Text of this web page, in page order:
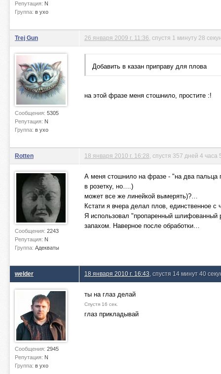
Репутация: N
Группа: в ухо
Trej Gun
Сообщения: 5305
Репутация: N
Группа: в ухо
26 января 2009 г. 11:36 , спустя 1 минуту 28
Добавить в казан приправу для плова
на этой фразе меня стошнило, простите :!
Rotten
Сообщения: 2243
Репутация: N
Группа: Адекваты
18 января 2010 г. 16:28 , спустя 357 дней 4 часа
А меня стошнило на фразе - "на два пальца
в розетку, но….)
может все же линейкой вымерять)?…
Кстати я вчера делал плов, единственное
Я использовал "пропаренный шлифованный
запахом. Наверное после обработки…
welder
Сообщения: 2945
Репутация: N
Группа: в ухо
18 января 2010 г. 16:43 , спустя 14 минут 40
ты на глаз делай
Спустя 16 сек.
глаз прикладывай